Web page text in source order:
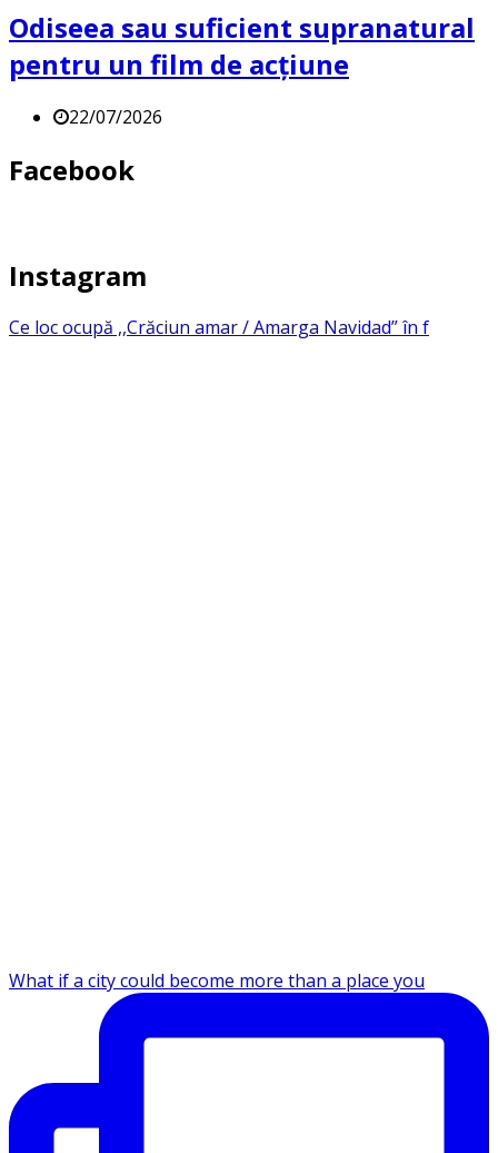
Odiseea sau suficient supranatural
pentru un film de acțiune
22/07/2026
Facebook
Instagram
Ce loc ocupă ,,Crăciun amar / Amarga Navidad” în f
What if a city could become more than a place you